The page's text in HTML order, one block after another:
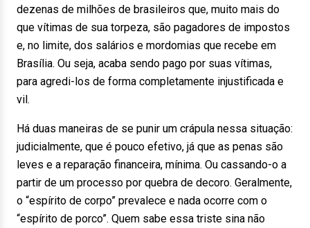
dezenas de milhões de brasileiros que, muito mais do
que vítimas de sua torpeza, são pagadores de impostos
e, no limite, dos salários e mordomias que recebe em
Brasília. Ou seja, acaba sendo pago por suas vítimas,
para agredi-los de forma completamente injustificada e
vil.
Há duas maneiras de se punir um crápula nessa situação:
judicialmente, que é pouco efetivo, já que as penas são
leves e a reparação financeira, mínima. Ou cassando-o a
partir de um processo por quebra de decoro. Geralmente,
o “espírito de corpo” prevalece e nada ocorre com o
“espírito de porco”. Quem sabe essa triste sina não